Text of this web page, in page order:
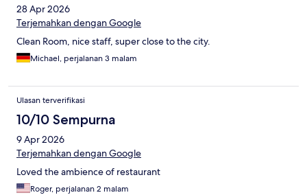
28 Apr 2026
Terjemahkan dengan Google
Clean Room, nice staff, super close to the city.
Michael, perjalanan 3 malam
Ulasan terverifikasi
10/10 Sempurna
9 Apr 2026
Terjemahkan dengan Google
Loved the ambience of restaurant
Roger, perjalanan 2 malam